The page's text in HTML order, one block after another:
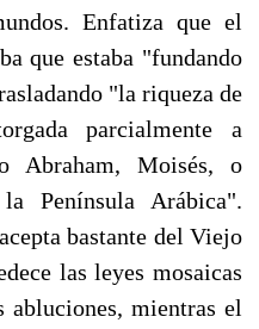
Enfatiza que el
que estaba "fundando
"la riqueza de
parcialmente a
Abraham, Moisés, o
Península Arábica".
bastante del Viejo
las leyes mosaicas
mientras el